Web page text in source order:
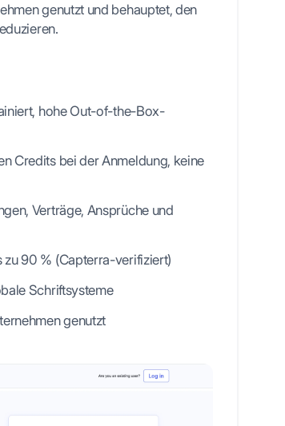
genutzt und behauptet, den
hohe Out-of-the-Box-
Credits bei der Anmeldung, keine
Verträge, Ansprüche und
zu 90 % (Capterra-verifiziert)
Schriftsysteme
genutzt